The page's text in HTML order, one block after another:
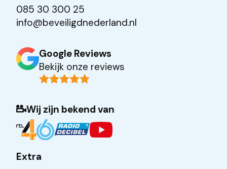
085 30 300 25
info@beveiligdnederland.nl
Google Reviews
Bekijk onze reviews
Wij zijn bekend van
Extra